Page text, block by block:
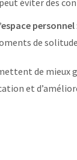
éviter des
personnel
de
de mieux
et